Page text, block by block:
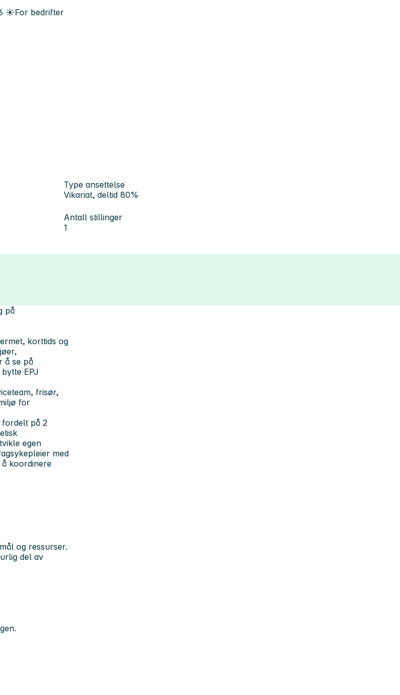
☀️For bedrifter
Type ansettelse
Vikariat, deltid 80%
Antall stillinger
1
på
korttids og
å se på
EPJ
frisør,
for
fordelt på 2
egen
med
koordinere
og ressurser.
del av